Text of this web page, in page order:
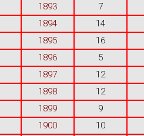
1893
7
1894
14
1895
16
1896
5
1897
12
1898
12
1899
9
1900
10